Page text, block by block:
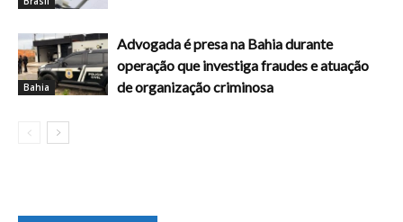
Bahia
Advogada é presa na Bahia durante
operação que investiga fraudes e atuação
de organização criminosa